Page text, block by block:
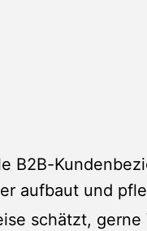
B2B-
aufbaut und
schätzt,